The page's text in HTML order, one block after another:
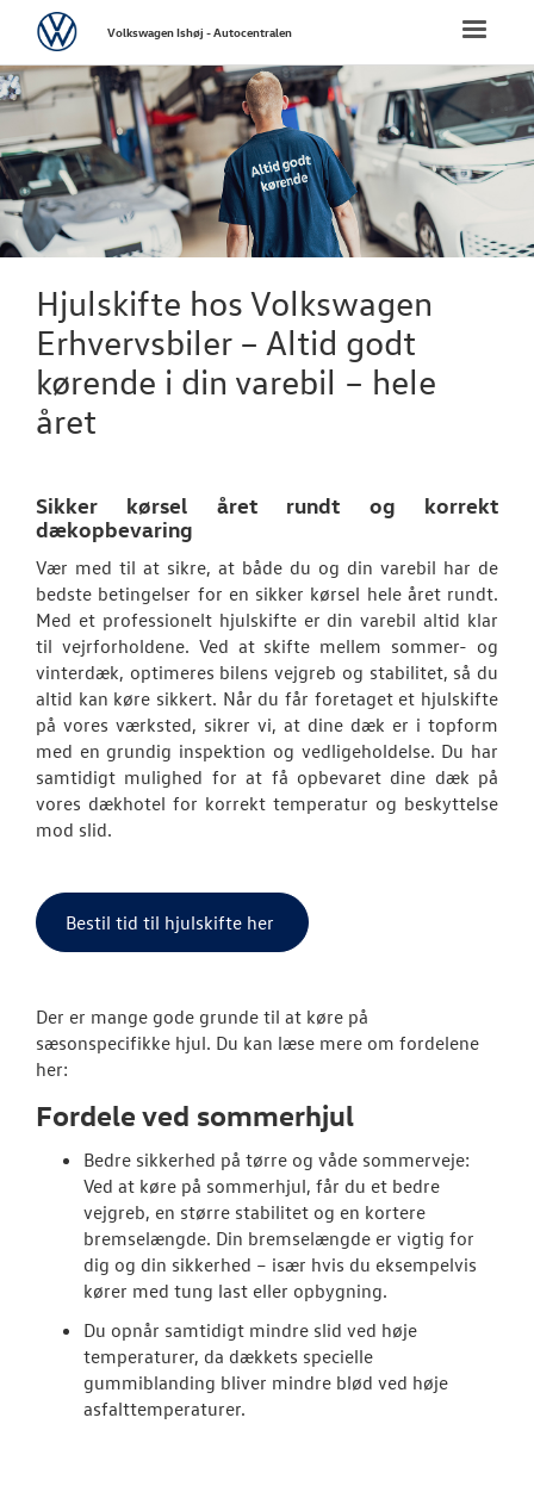
FORSIDE
NYE
NYE VAREBILER
VÆRKSTED
Hjulskifte
VW Connect
Volkswagen
Service Cam
Autoriseret
TILBEHØR
NYHEDER
RESERVEDELE
Toggle
VolkswagenVolkswagen Ishøj - Autocentralen
Hjulskifte hos Volkswagen
Erhvervsbiler – Altid godt
kørende i din varebil – hele
året
Sikker kørsel året rundt og korrekt
dækopbevaring
Vær med til at sikre, at både du og din varebil har de
bedste betingelser for en sikker kørsel hele året rundt.
Med et professionelt hjulskifte er din varebil altid klar
til vejrforholdene. Ved at skifte mellem sommer- og
vinterdæk, optimeres bilens vejgreb og stabilitet, så du
altid kan køre sikkert. Når du får foretaget et hjulskifte
på vores værksted, sikrer vi, at dine dæk er i topform
med en grundig inspektion og vedligeholdelse. Du har
samtidigt mulighed for at få opbevaret dine dæk på
vores dækhotel for korrekt temperatur og beskyttelse
mod slid.
Bestil tid til hjulskifte her
Der er mange gode grunde til at køre på
sæsonspecifikke hjul. Du kan læse mere om fordelene
her:
Fordele ved sommerhjul
Bedre sikkerhed på tørre og våde sommerveje:
Ved at køre på sommerhjul, får du et bedre
vejgreb, en større stabilitet og en kortere
bremselængde. Din bremselængde er vigtig for
dig og din sikkerhed – især hvis du eksempelvis
kører med tung last eller opbygning.
Du opnår samtidigt mindre slid ved høje
temperaturer, da dækkets specielle
gummiblanding bliver mindre blød ved høje
asfalttemperaturer.